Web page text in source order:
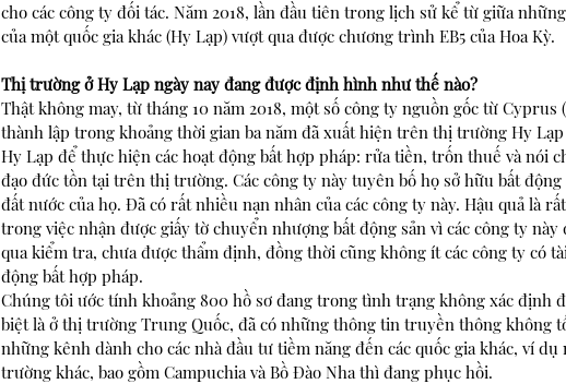
cho các công ty đối tác. Năm 2018, lần đầu tiên trong lịch sử kể từ giữa
của một quốc gia khác (Hy Lạp) vượt qua được chương trình EB5 của Hoa Kỳ.
Thị trường ở Hy Lạp ngày nay đang được định hình như thế nào?
Thật không may, từ tháng 10 năm 2018, một số công ty nguồn gốc từ Cyprus
thành lập trong khoảng thời gian ba năm đã xuất hiện trên thị trường Hy
Hy Lạp để thực hiện các hoạt động bất hợp pháp: rửa tiền, trốn thuế và nói
đạo đức tồn tại trên thị trường. Các công ty này tuyên bố họ sở hữu bất động
đất nước của họ. Đã có rất nhiều nạn nhân của các công ty này. Hậu quả là
trong việc nhận được giấy tờ chuyển nhượng bất động sản vì các công ty này
qua kiểm tra, chưa được thẩm định, đồng thời cũng không ít các công ty có
động bất hợp pháp.
Chúng tôi ước tính khoảng 800 hồ sơ đang trong tình trạng không xác định
biệt là ở thị trường Trung Quốc, đã có những thông tin truyền thông không
những kênh dành cho các nhà đầu tư tiềm năng đến các quốc gia khác, ví
trường khác, bao gồm Campuchia và Bồ Đào Nha thì đang phục hồi.